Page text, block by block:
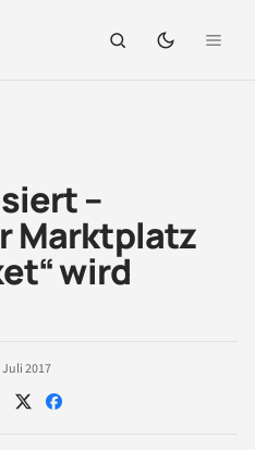
–
Marktplatz
wird
Juli 2017
Auf Auf